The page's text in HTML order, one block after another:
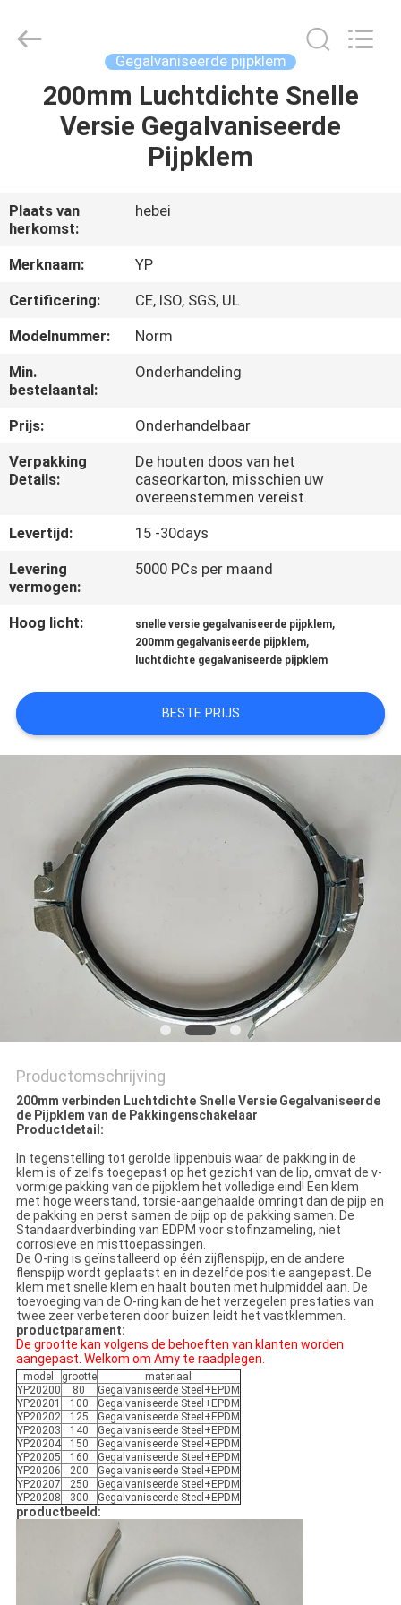
THUIS
OVER
ONS
FABRIEKSTOCHT
NEEM
CONTACT
MET
OP
NIEUWS
SITEMAP
PRIVACY
WOODOO
TRADE
Gegalvaniseerde pijpklem
200mm Luchtdichte Snelle
Versie Gegalvaniseerde
Pijpklem
Plaats van
herkomst:
hebei
Merknaam:
YP
Certificering:
CE, ISO, SGS, UL
Modelnummer:
Norm
Min.
bestelaantal:
Onderhandeling
Prijs:
Onderhandelbaar
Verpakking
Details:
De houten doos van het
caseorkarton, misschien uw
overeenstemmen vereist.
Levertijd:
15 -30days
Levering
vermogen:
5000 PCs per maand
Hoog licht: snelle versie gegalvaniseerde pijpklem,
200mm gegalvaniseerde pijpklem,
luchtdichte gegalvaniseerde pijpklem
BESTE PRIJS
Productomschrijving
200mm verbinden Luchtdichte Snelle Versie Gegalvaniseerde
de Pijpklem van de Pakkingenschakelaar
Productdetail:
In tegenstelling tot gerolde lippenbuis waar de pakking in de
klem is of zelfs toegepast op het gezicht van de lip, omvat de v-
vormige pakking van de pijpklem het volledige eind! Een klem
met hoge weerstand, torsie-aangehaalde omringt dan de pijp en
de pakking en perst samen de pijp op de pakking samen. De
Standaardverbinding van EDPM voor stofinzameling, niet
corrosieve en misttoepassingen.
De O-ring is geïnstalleerd op één zijflenspijp, en de andere
flenspijp wordt geplaatst en in dezelfde positie aangepast. De
klem met snelle klem en haalt bouten met hulpmiddel aan. De
toevoeging van de O-ring kan de het verzegelen prestaties van
twee zeer verbeteren door buizen leidt het vastklemmen.
productparament:
De grootte kan volgens de behoeften van klanten worden
aangepast. Welkom om Amy te raadplegen.
model grootte
materiaal
YP20200
80
Gegalvaniseerde Steel+EPDM
YP20201
100
Gegalvaniseerde Steel+EPDM
YP20202
125
Gegalvaniseerde Steel+EPDM
YP20203
140
Gegalvaniseerde Steel+EPDM
YP20204
150
Gegalvaniseerde Steel+EPDM
YP20205
160
Gegalvaniseerde Steel+EPDM
YP20206
200
Gegalvaniseerde Steel+EPDM
YP20207
250
Gegalvaniseerde Steel+EPDM
YP20208
300 Gegalvaniseerde Steel+EPDM
productbeeld: